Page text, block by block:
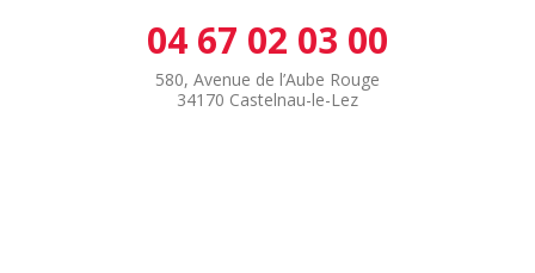
04 67 02 03 00
580, Avenue de l’Aube Rouge
34170 Castelnau-le-Lez